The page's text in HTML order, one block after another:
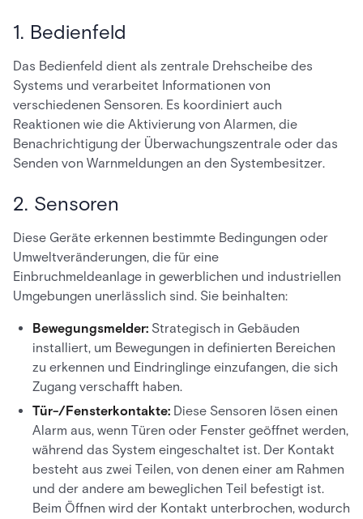
1. Bedienfeld
Das Bedienfeld dient als zentrale Drehscheibe des
Systems und verarbeitet Informationen von
verschiedenen Sensoren. Es koordiniert auch
Reaktionen wie die Aktivierung von Alarmen, die
Benachrichtigung der Überwachungszentrale oder das
Senden von Warnmeldungen an den Systembesitzer.
2. Sensoren
Diese Geräte erkennen bestimmte Bedingungen oder
Umweltveränderungen, die für eine
Einbruchmeldeanlage in gewerblichen und industriellen
Umgebungen unerlässlich sind. Sie beinhalten:
Bewegungsmelder: Strategisch in Gebäuden
installiert, um Bewegungen in definierten Bereichen
zu erkennen und Eindringlinge einzufangen, die sich
Zugang verschafft haben.
Tür-/Fensterkontakte: Diese Sensoren lösen einen
Alarm aus, wenn Türen oder Fenster geöffnet werden,
während das System eingeschaltet ist. Der Kontakt
besteht aus zwei Teilen, von denen einer am Rahmen
und der andere am beweglichen Teil befestigt ist.
Beim Öffnen wird der Kontakt unterbrochen, wodurch